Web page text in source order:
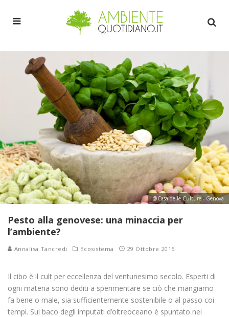
@Casa delle Culture - Genova
Pesto alla genovese: una minaccia per
l’ambiente?
Annalisa Tancredi Ecosistema 29 Ottobre 2015
Il cibo è il cult per eccellenza del ventunesimo secolo. Esperti di
ogni materia sono dediti a sperimentare se ciò che mangiamo
fa bene o male, sia sufficientemente sostenibile o al passo coi
tempi. Sul baco degli imputati d’oltreoceano è spuntato nei